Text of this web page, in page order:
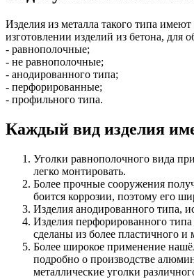
Изделия из металла такого типа
изготовлении изделий из бетона, для
- равнополочные;
- не равнополочные;
- анодированного типа;
- перфорированные;
- профильного типа.
Каждый вид изделия
Уголки равнополочного вида
легко монтировать.
Более прочные сооружения
боится коррозии, поэтому его
Изделия анодированного типа,
Изделия перфорированного
сделаны из более пластичного и
Более широкое применение
подробно о производстве
металлические уголки